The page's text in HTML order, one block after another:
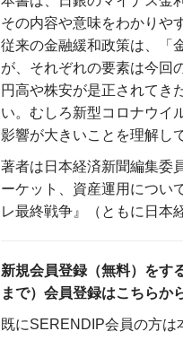
その内容や意味をわかりや
従来の金融緩和政策は、「
が、それぞれの要素は今回
円高や株安が是正されてき
い。むしろ新型コロナウイ
影響が大きいことを理解し
著者は日本経済新聞編集委
ーケット、資産運用につい
レ最終戦争』（ともに日本
新規会員登録（無料）をす
まで）会員登録はこちらか
既にSERENDIP会員の方は